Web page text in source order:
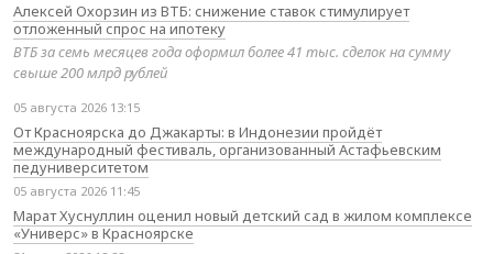
Алексей Охорзин из ВТБ: снижение ставок стимулирует
отложенный спрос на ипотеку
ВТБ за семь месяцев года оформил более 41 тыс. сделок на сумму
свыше 200 млрд рублей
05 августа 2026 13:15
От Красноярска до Джакарты: в Индонезии пройдёт
международный фестиваль, организованный Астафьевским
педуниверситетом
05 августа 2026 11:45
Марат Хуснуллин оценил новый детский сад в жилом комплексе
«Универс» в Красноярске